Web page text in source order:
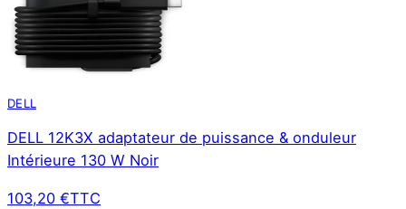
DELL
DELL 12K3X adaptateur de puissance & onduleur
Intérieure 130 W Noir
103,20 €TTC